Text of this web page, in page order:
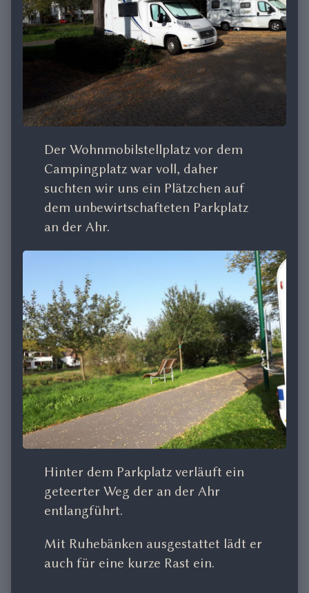
Der Wohnmobilstellplatz vor dem
Campingplatz war voll, daher
suchten wir uns ein Plätzchen auf
dem unbewirtschafteten Parkplatz
an der Ahr.
Hinter dem Parkplatz verläuft ein
geteerter Weg der an der Ahr
entlangführt.
Mit Ruhebänken ausgestattet lädt er
auch für eine kurze Rast ein.